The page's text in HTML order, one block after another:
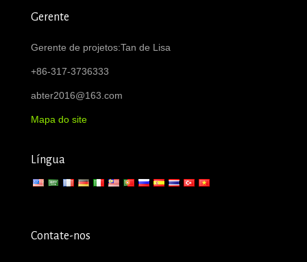
Gerente
Gerente de projetos:Tan de Lisa
+86-317-3736333
abter2016@163.com
Mapa do site
Língua
Contate-nos